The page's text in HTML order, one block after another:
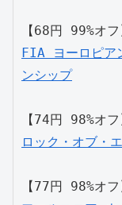
【68円 99%オ
FIA ヨーロピア
ンシップ
【74円 98%オ
ロック・オブ・
【77円 98%オ